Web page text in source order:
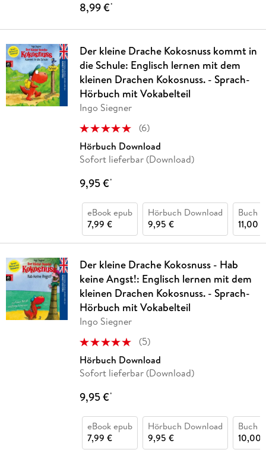
8,99 €*
Der kleine Drache Kokosnuss kommt in
die Schule: Englisch lernen mit dem
kleinen Drachen Kokosnuss. - Sprach-
Hörbuch mit Vokabelteil
Ingo Siegner
(6)
Hörbuch Download
Sofort lieferbar (Download)
9,95 €*
eBook epub
7,99 €
Hörbuch Download
9,95 €
Buch
11,00 €
Der kleine Drache Kokosnuss - Hab
keine Angst!: Englisch lernen mit dem
kleinen Drachen Kokosnuss. - Sprach-
Hörbuch mit Vokabelteil
Ingo Siegner
(5)
Hörbuch Download
Sofort lieferbar (Download)
9,95 €*
eBook epub
7,99 €
Hörbuch Download
9,95 €
Buch
10,00